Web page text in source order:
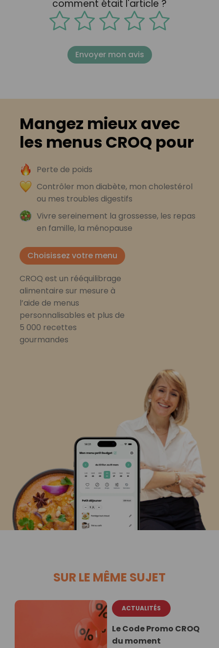
comment était l'article ?
Envoyer mon avis
Mangez mieux avec
les menus CROQ pour
Perte de poids
Contrôler mon diabète, mon cholestérol
ou mes troubles digestifs
Vivre sereinement la grossesse, les repas
en famille, la ménopause
Choisissez votre menu
CROQ est un rééquilibrage
alimentaire sur mesure à
l’aide de menus
personnalisables et plus de
5 000 recettes
gourmandes
SUR LE MÊME SUJET
ACTUALITÉS
Le Code Promo CROQ
du moment